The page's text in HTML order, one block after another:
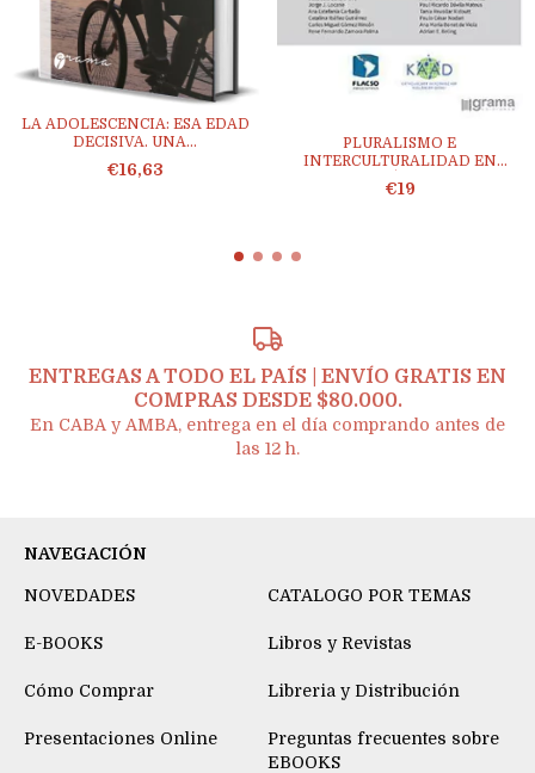
LA ADOLESCENCIA: ESA EDAD
DECISIVA. UNA...
€16,63
PLURALISMO E
INTERCULTURALIDAD EN
€19
ENTREGAS A TODO EL PAÍS | ENVÍO GRATIS EN
COMPRAS DESDE $80.000.
En CABA y AMBA, entrega en el día comprando antes de
las 12 h.
NAVEGACIÓN
NOVEDADES CATALOGO POR TEMAS
E-BOOKS Libros y Revistas
Cómo Comprar Libreria y Distribución
Presentaciones Online
Preguntas frecuentes sobre
EBOOKS